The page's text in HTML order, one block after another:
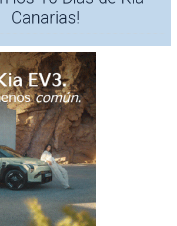
Canarias!